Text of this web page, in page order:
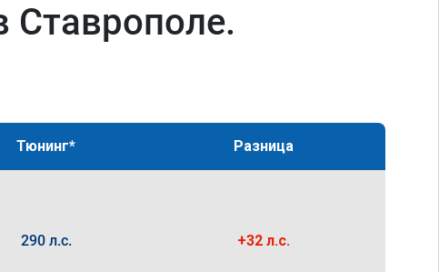
Ставрополе.
Тюнинг* Разница
290 л.с. +32 л.с.